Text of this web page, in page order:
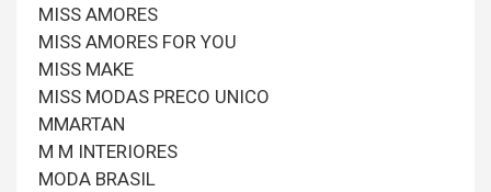
MISS AMORES
MISS AMORES FOR YOU
MISS MAKE
MISS MODAS PRECO UNICO
MMARTAN
M M INTERIORES
MODA BRASIL